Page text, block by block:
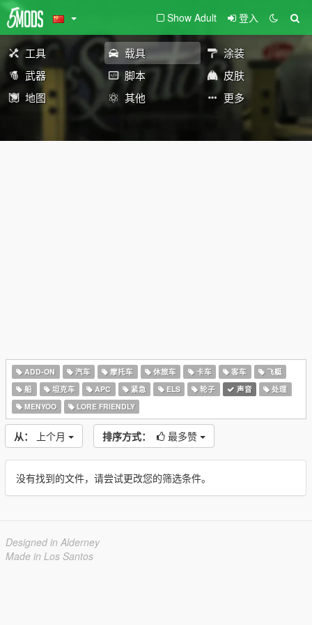
Show Adult 登入
工具 载具
涂装
武器
脚本
皮肤
地图
其他 更多
ADD-ON 汽车 摩托车 休旅车 卡车 客车
飞艇
船
坦克车 APC 紧急 ELS 轮子 声音
处理
MENYOO
LORE FRIENDLY
从： 上个月 排序方式： 最多赞
没有找到的文件，请尝试更改您的筛选条件。
Designed in Alderney
Made in Los Santos